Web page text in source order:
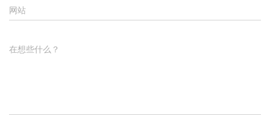
网站
在想些什么？